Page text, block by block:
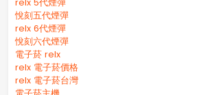
悅刻五代煙彈
relx 6代煙彈
悅刻六代煙彈
電子菸 relx
relx 電子菸價格
relx 電子菸台灣